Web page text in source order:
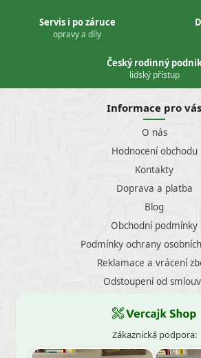
Servis i po záruce
opravy a díly
Český rodinný
lidský přístup
Informace pro vás
O nás
Hodnocení obchodu
Kontakty
Doprava a platba
Blog
Obchodní podmínky
Podmínky ochrany
Reklamace a vrácení
Odstoupení od
Zákaznická podpora: